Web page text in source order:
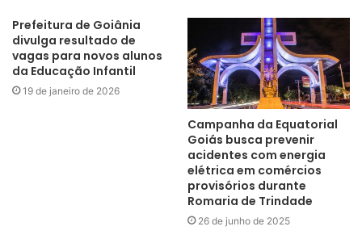
Prefeitura de Goiânia
divulga resultado de
vagas para novos alunos
da Educação Infantil
19 de janeiro de 2026
Campanha da Equatorial
Goiás busca prevenir
acidentes com energia
elétrica em comércios
provisórios durante
Romaria de Trindade
26 de junho de 2025